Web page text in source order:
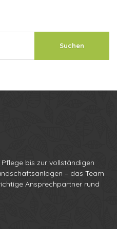
bis zur vollständigen
– das Team
Ansprechpartner rund